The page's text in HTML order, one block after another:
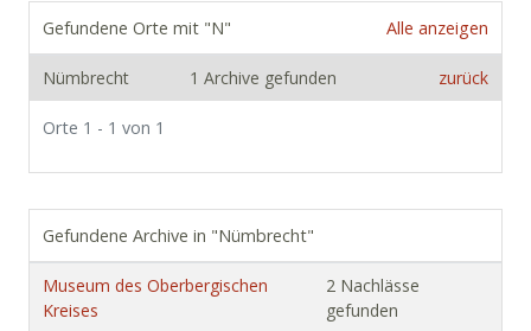
Alle anzeigen
Gefundene Orte mit "N"
Nümbrecht 1 Archive gefunden zurück
Orte 1 - 1 von 1
Gefundene Archive in "Nümbrecht"
Museum des Oberbergischen
Kreises
2 Nachlässe
gefunden